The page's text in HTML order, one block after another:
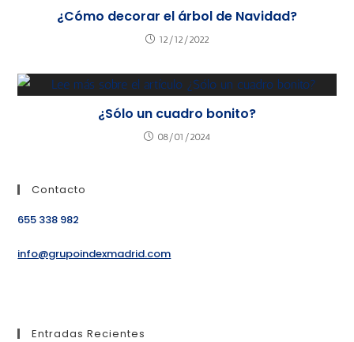
¿Cómo decorar el árbol de Navidad?
12/12/2022
¿Sólo un cuadro bonito?
08/01/2024
Contacto
655 338 982
info@grupoindexmadrid.com
Entradas Recientes